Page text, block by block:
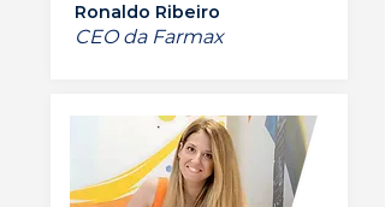
Ronaldo Ribeiro
CEO da Farmax